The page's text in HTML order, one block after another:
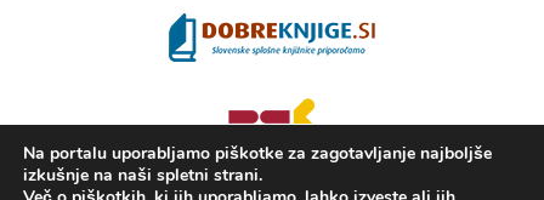
Na portalu uporabljamo piškotke za zagotavljanje najboljše
izkušnje na naši spletni strani.